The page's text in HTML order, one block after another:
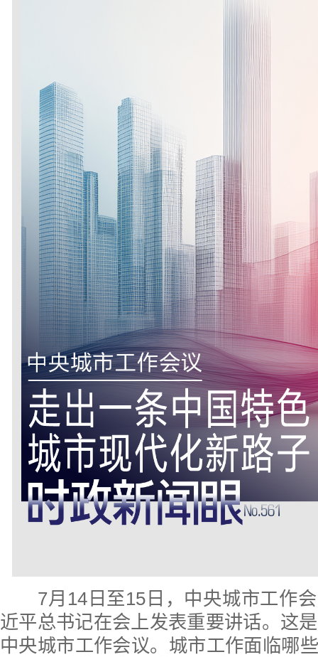
7月14日至15日，中央城市工作会
近平总书记在会上发表重要讲话。这
中央城市工作会议。城市工作面临哪